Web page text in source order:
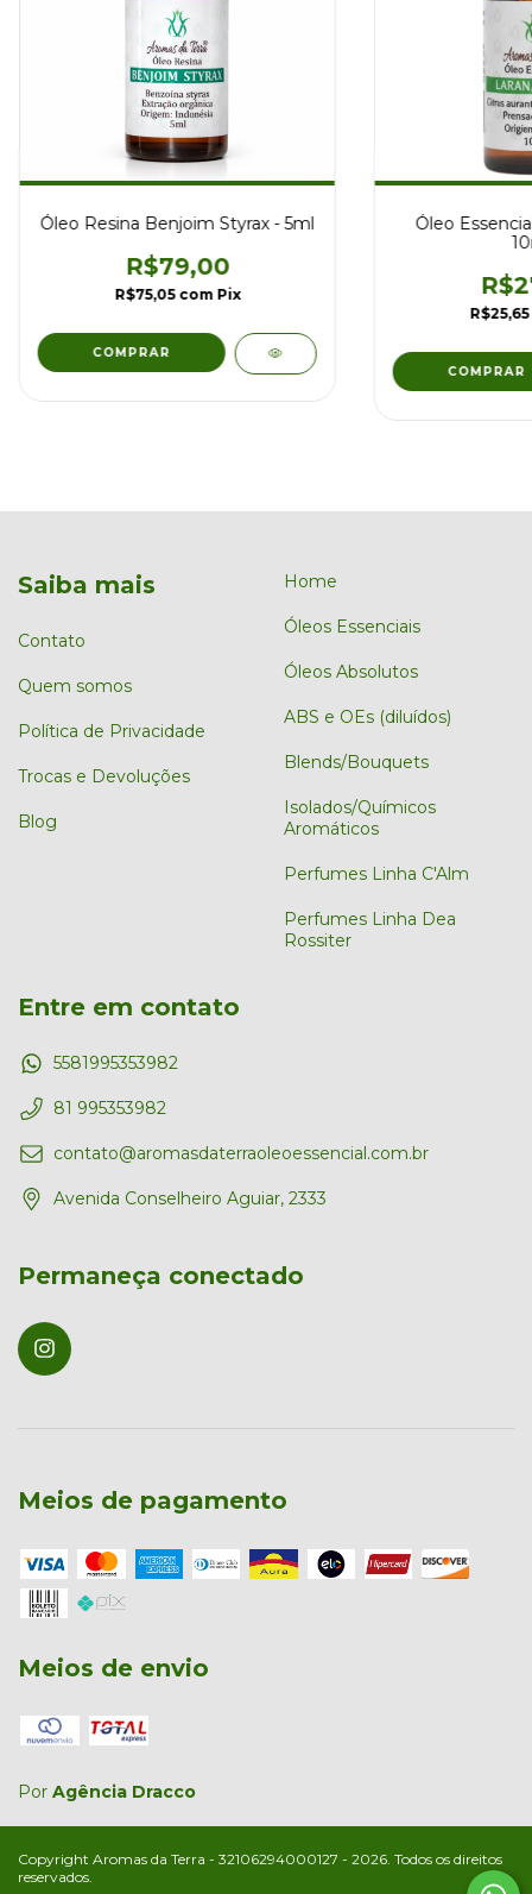
Óleo Resina Benjoim Styrax - 5ml
R$79,00
R$75,05 com Pix
Óleo
R$25,65
Saiba mais
Contato
Quem somos
Política de Privacidade
Trocas e Devoluções
Blog
Home
Óleos Essenciais
Óleos Absolutos
ABS e OEs (diluídos)
Blends/Bouquets
Isolados/Químicos
Aromáticos
Perfumes Linha C'Alm
Perfumes Linha Dea
Rossiter
Entre em contato
5581995353982
81 995353982
contato@aromasdaterraoleoessencial.com.br
Avenida Conselheiro Aguiar, 2333
Permaneça conectado
Meios de pagamento
Meios de envio
Por Agência Dracco
Copyright Aromas da Terra - 32106294000127 - 2026. Todos os direitos
reservados.